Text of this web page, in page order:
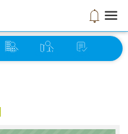
notifications menu
グループ ミーティング セルフ